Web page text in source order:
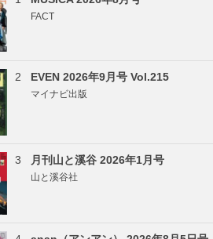
FACT
2 EVEN 2026年9月号 Vol.215
マイナビ出版
3 月刊山と溪谷 2026年1月号
山と溪谷社